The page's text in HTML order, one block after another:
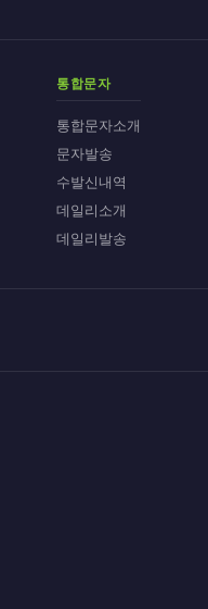
통합문자
통합문자소개
문자발송
수발신내역
데일리소개
데일리발송